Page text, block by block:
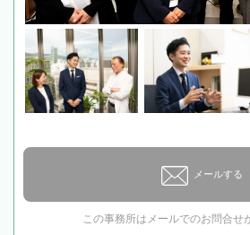
メールする
この事務所はメールでのお問合せ